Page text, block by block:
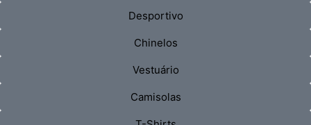
Desportivo
Chinelos
Vestuário
Camisolas